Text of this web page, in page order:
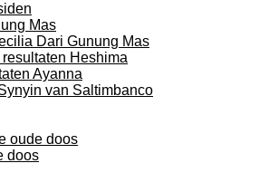
Mas
Dari Gunung Mas
Heshima
Ayanna
van Saltimbanco
oude doos
doos